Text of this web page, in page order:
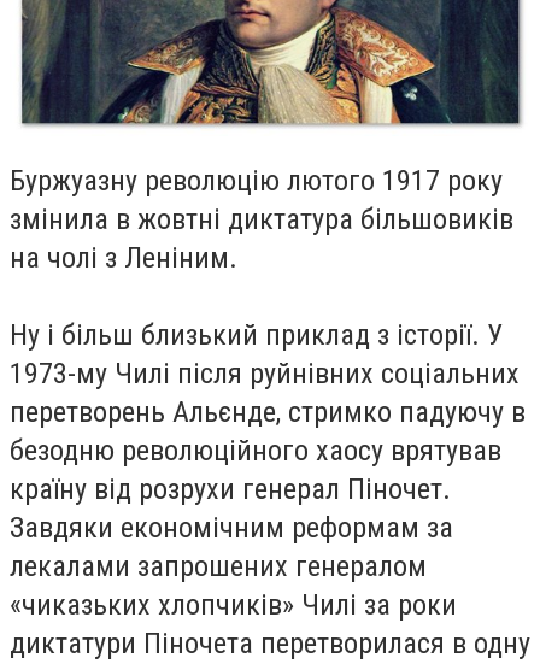
Буржуазну революцію лютого 1917 року
змінила в жовтні диктатура більшовиків
на чолі з Леніним.
Ну і більш близький приклад з історії. У
1973-му Чилі після руйнівних соціальних
перетворень Альєнде, стримко падуючу в
безодню революційного хаосу врятував
країну від розрухи генерал Піночет.
Завдяки економічним реформам за
лекалами запрошених генералом
«чиказьких хлопчиків» Чилі за роки
диктатури Піночета перетворилася в одну